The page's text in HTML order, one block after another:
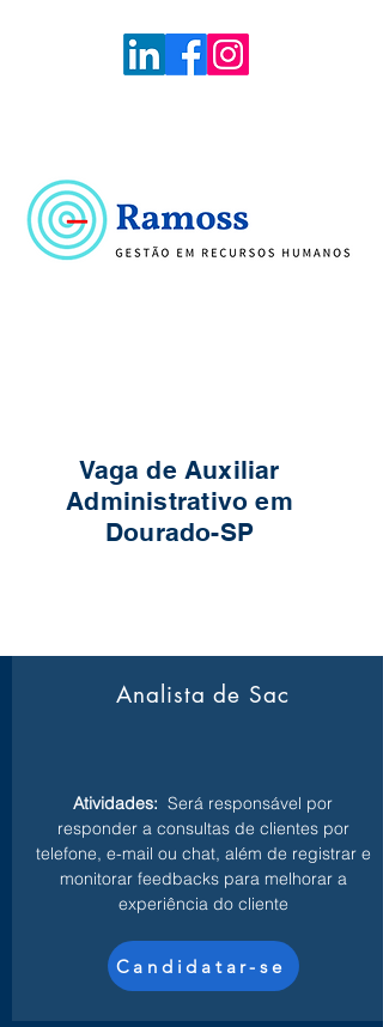
Vaga de Auxiliar
Administrativo em
Dourado-SP
Analista de Sac
Atividades: Será responsável por
responder a consultas de clientes por
telefone, e-mail ou chat, além de registrar e
monitorar feedbacks para melhorar a
experiência do cliente
Candidatar-se